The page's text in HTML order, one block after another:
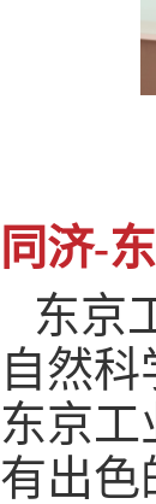
同济-
东京
自然
东京
有出色